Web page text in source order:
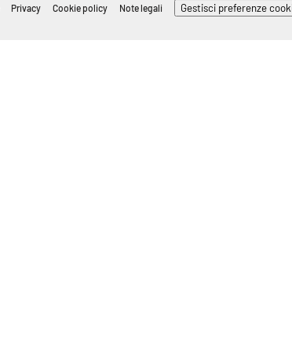
Privacy Cookie policy Note legali Gestisci preferenze